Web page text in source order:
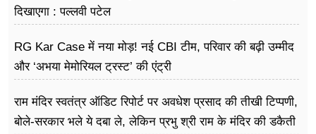
दिखाएगा : पल्लवी पटेल
RG Kar Case में नया मोड़! नई CBI टीम, परिवार की बढ़ी उम्मीद
और ‘अभया मेमोरियल ट्रस्ट’ की एंट्री
राम मंदिर स्वतंत्र ऑडिट रिपोर्ट पर अवधेश प्रसाद की तीखी टिप्पणी,
बोले-सरकार भले ये दबा ले, लेकिन प्रभु श्री राम के मंदिर की डकैती